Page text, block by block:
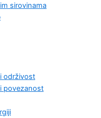
sirovinama
održivost
povezanost